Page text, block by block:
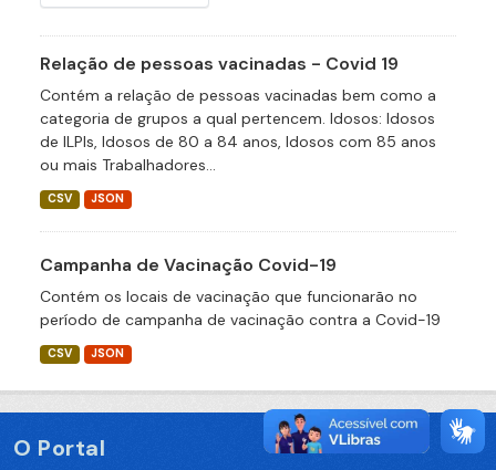
Relação de pessoas vacinadas - Covid 19
Contém a relação de pessoas vacinadas bem como a
categoria de grupos a qual pertencem. Idosos: Idosos
de ILPIs, Idosos de 80 a 84 anos, Idosos com 85 anos
ou mais Trabalhadores...
CSV JSON
Campanha de Vacinação Covid-19
Contém os locais de vacinação que funcionarão no
período de campanha de vacinação contra a Covid-19
CSV JSON
O Portal